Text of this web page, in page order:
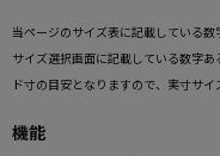
当ページのサイズ表に記載している数
サイズ選択画面に記載している数字
ド寸の目安となりますので、実寸サイ
機能